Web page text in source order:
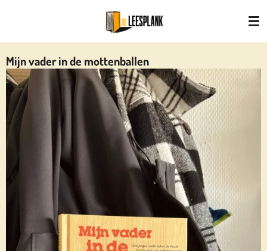
naar
de
hoofdinhoud
Mijn vader in de mottenballen